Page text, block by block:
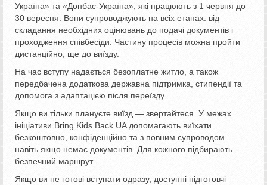
Україна» та «Донбас-Україна», які працюють з 1 червня до
30 вересня. Вони супроводжують на всіх етапах: від
складання необхідних оцінювань до подачі документів і
проходження співбесіди. Частину процесів можна пройти
дистанційно, ще до виїзду.
На час вступу надається безоплатне житло, а також
передбачена додаткова державна підтримка, стипендії та
допомога з адаптацією після переїзду.
Якщо ви тільки плануєте виїзд — звертайтеся. У межах
ініціативи Bring Kids Back UA допомагають виїхати
безкоштовно, конфіденційно та з повним супроводом —
навіть якщо немає документів. Для кожного підбирають
безпечний маршрут.
Якщо ви не готові вступати одразу, доступні підготовчі